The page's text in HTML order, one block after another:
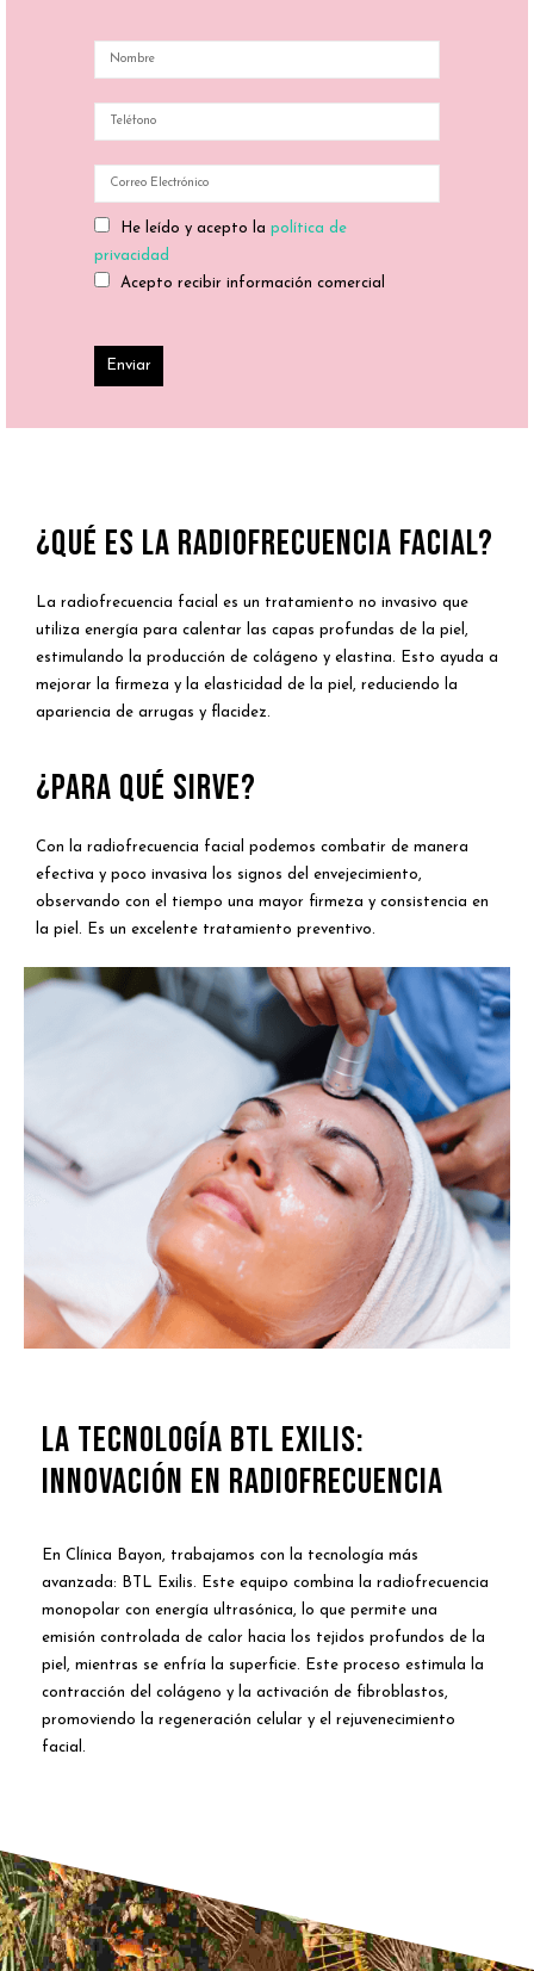
He leído y acepto la política de
privacidad
Acepto recibir información comercial
¿QUÉ ES LA RADIOFRECUENCIA FACIAL?
La radiofrecuencia facial es un tratamiento no invasivo que
utiliza energía para calentar las capas profundas de la piel,
estimulando la producción de colágeno y elastina. Esto ayuda a
mejorar la firmeza y la elasticidad de la piel, reduciendo la
apariencia de arrugas y flacidez.
¿PARA QUÉ SIRVE?
Con la radiofrecuencia facial podemos combatir de manera
efectiva y poco invasiva los signos del envejecimiento,
observando con el tiempo una mayor firmeza y consistencia en
la piel. Es un excelente tratamiento preventivo.
La Tecnología BTL Exilis:
Innovación en Radiofrecuencia
En Clínica Bayon, trabajamos con la tecnología más
avanzada: BTL Exilis. Este equipo combina la radiofrecuencia
monopolar con energía ultrasónica, lo que permite una
emisión controlada de calor hacia los tejidos profundos de la
piel, mientras se enfría la superficie. Este proceso estimula la
contracción del colágeno y la activación de fibroblastos,
promoviendo la regeneración celular y el rejuvenecimiento
facial.